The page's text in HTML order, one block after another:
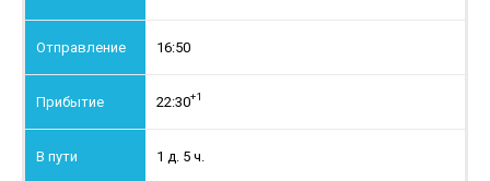
16:50
22:30+1
1 д. 5 ч.